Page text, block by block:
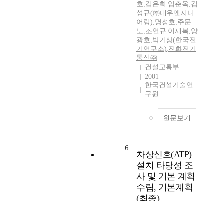
호,김은희 ,임춘옥,김
성규(㈜대우엔지니
어링),명성호,주문
노,조연규,이재복,양
광호,박기상(한국전
기연구소),진화전기
통신㈜
건설교통부
2001
한국건설기술연
구원
원문보기
6
차상신호(ATP)
설치 타당성 조
사 및 기본 계획
수립, 기본계획
(최종)